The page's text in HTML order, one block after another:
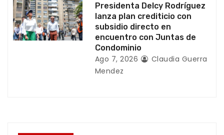
Presidenta Delcy Rodríguez
lanza plan crediticio con
subsidio directo en
encuentro con Juntas de
Condominio
Ago 7, 2026
Claudia Guerra
Mendez